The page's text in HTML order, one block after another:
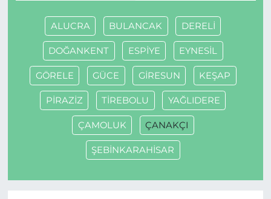
ALUCRA BULANCAK DERELİ
DOĞANKENT ESPİYE EYNESİL
GÖRELE GÜCE GİRESUN KEŞAP
PİRAZİZ TİREBOLU YAĞLIDERE
ÇAMOLUK ÇANAKÇI
ŞEBİNKARAHİSAR